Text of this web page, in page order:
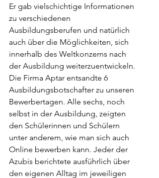
Er gab vielschichtige Informationen
zu verschiedenen
Ausbildungsberufen und natürlich
auch über die Möglichkeiten, sich
innerhalb des Weltkonzerns nach
der Ausbildung weiterzuentwickeln.
Die Firma Aptar entsandte 6
Ausbildungsbotschafter zu unseren
Bewerbertagen. Alle sechs, noch
selbst in der Ausbildung, zeigten
den Schülerinnen und Schülern
unter anderem, wie man sich auch
Online bewerben kann. Jeder der
Azubis berichtete ausführlich über
den eigenen Alltag im jeweiligen